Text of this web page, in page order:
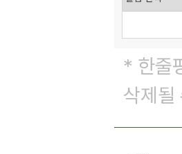
* 한줄
삭제될